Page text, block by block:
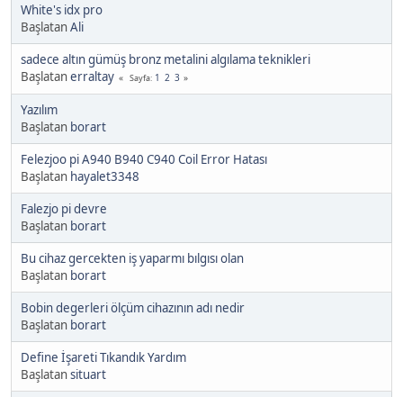
White's idx pro
BaşlatanAli
sadece altın gümüş bronz metalini algılama teknikleri
Başlatanerraltay Sayfa 1 2 3
Yazılım
Başlatan borart
Felezjoo pi A940 B940 C940 Coil Error Hatası
Başlatan hayalet3348
Falezjo pi devre
Başlatan borart
Bu cihaz gercekten iş yaparmı bılgısı olan
Başlatan borart
Bobin degerleri ölçüm cihazının adı nedir
Başlatan borart
Define İşareti Tıkandık Yardım
Başlatansituart